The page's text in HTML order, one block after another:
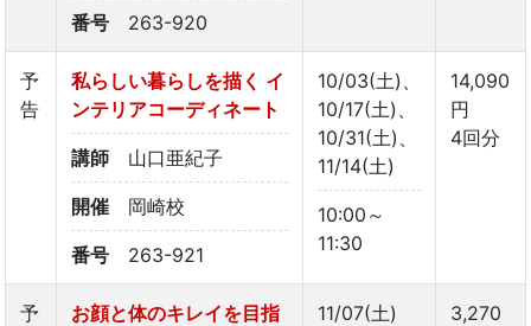
番号 263-920
予
告
私らしい暮らしを描く イ
ンテリアコーディネート
講師 山口亜紀子
開催 岡崎校
番号 263-921
10/03(土)、
10/17(土)、
10/31(土)、
11/14(土)
10:00～
11:30
14,090
円
4回分
予
お顔と体のキレイを目指
11/07(土)
3,270